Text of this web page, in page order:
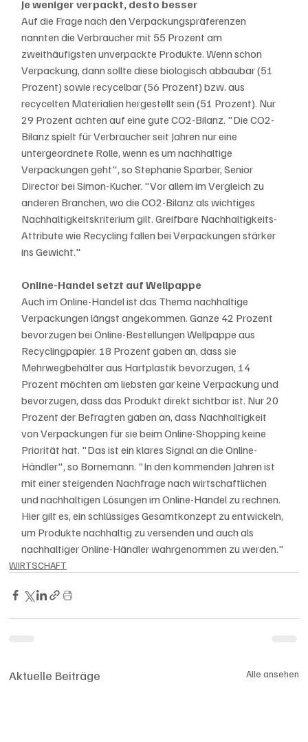
Je weniger verpackt, desto besser
Auf die Frage nach den Verpackungspräferenzen
nannten die Verbraucher mit 55 Prozent am
zweithäufigsten unverpackte Produkte. Wenn schon
Verpackung, dann sollte diese biologisch abbaubar (51
Prozent) sowie recycelbar (56 Prozent) bzw. aus
recycelten Materialien hergestellt sein (51 Prozent). Nur
29 Prozent achten auf eine gute CO2-Bilanz. "Die CO2-
Bilanz spielt für Verbraucher seit Jahren nur eine
untergeordnete Rolle, wenn es um nachhaltige
Verpackungen geht", so Stephanie Sparber, Senior
Director bei Simon-Kucher. "Vor allem im Vergleich zu
anderen Branchen, wo die CO2-Bilanz als wichtiges
Nachhaltigkeitskriterium gilt. Greifbare Nachhaltigkeits-
Attribute wie Recycling fallen bei Verpackungen stärker
ins Gewicht."
Online-Handel setzt auf Wellpappe
Auch im Online-Handel ist das Thema nachhaltige
Verpackungen längst angekommen. Ganze 42 Prozent
bevorzugen bei Online-Bestellungen Wellpappe aus
Recyclingpapier. 18 Prozent gaben an, dass sie
Mehrwegbehälter aus Hartplastik bevorzugen, 14
Prozent möchten am liebsten gar keine Verpackung und
bevorzugen, dass das Produkt direkt sichtbar ist. Nur 20
Prozent der Befragten gaben an, dass Nachhaltigkeit
von Verpackungen für sie beim Online-Shopping keine
Priorität hat. "Das ist ein klares Signal an die Online-
Händler", so Bornemann. "In den kommenden Jahren ist
mit einer steigenden Nachfrage nach wirtschaftlichen
und nachhaltigen Lösungen im Online-Handel zu rechnen.
Hier gilt es, ein schlüssiges Gesamtkonzept zu entwickeln,
um Produkte nachhaltig zu versenden und auch als
nachhaltiger Online-Händler wahrgenommen zu werden."
WIRTSCHAFT
Aktuelle Beiträge Alle ansehen